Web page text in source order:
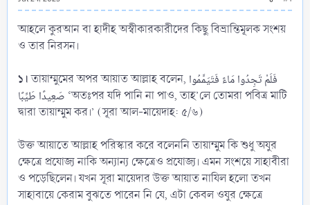
আহলে কুরআন বা হাদীহ অস্বীকারকারীদের কিছু বিভ্রান্তিমূলক সংশয়
ও তার নিরসন।
১।তায়াম্মুমের অপর আয়াত আল্লাহ বলেন, فَلَمْ تَجِدُوا مَاءً فَتَيَمَّمُوا
صَعِيدًا طَيِّبًا ‘অতঃপর যদি পানি না পাও, তাহ’লে তোমরা পবিত্র মাটি
দ্বারা তায়াম্মুম কর।’ (সূরা আল-মায়েদাহ: ৫/৬)
উক্ত আয়াতে আল্লাহ পরিস্কার করে বলেননি তায়াম্মুম কি শুধু অযুর
ক্ষেত্রে প্রযোজ্য নাকি অন্যান্য ক্ষেত্রেও প্রযোজ্য। এমন সংশয়ে সাহাবীরা
ও পড়েছিলেন। যখন সূরা মায়েদার উক্ত আয়াত নাযিল হলো তখন
সাহাবায়ে কেরাম বুঝতে পারেন নি যে, এটা কেবল ওযুর ক্ষেত্রে